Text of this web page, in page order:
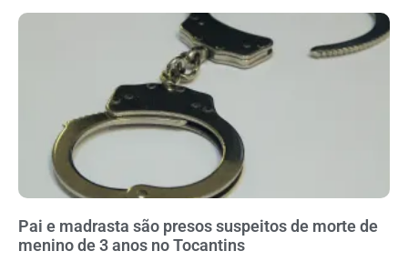
Pai e madrasta são presos suspeitos de morte de
menino de 3 anos no Tocantins